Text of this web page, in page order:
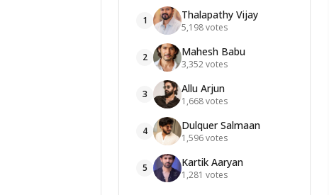
1 Thalapathy Vijay
5,198votes
2 Mahesh Babu
3,352votes
3 Allu Arjun
1,668votes
4 Dulquer Salmaan
1,596votes
5 Kartik Aaryan
1,281 votes